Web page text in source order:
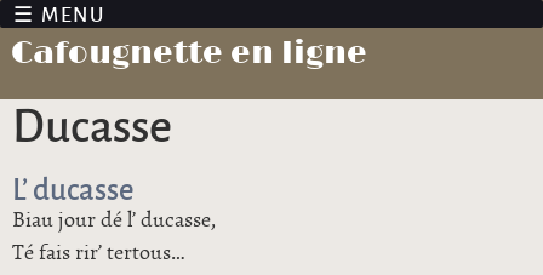
Cafougnette en ligne
ducasse
L’ ducasse
Biau jour dé l’ ducasse,
Té fais rir’ tertous…